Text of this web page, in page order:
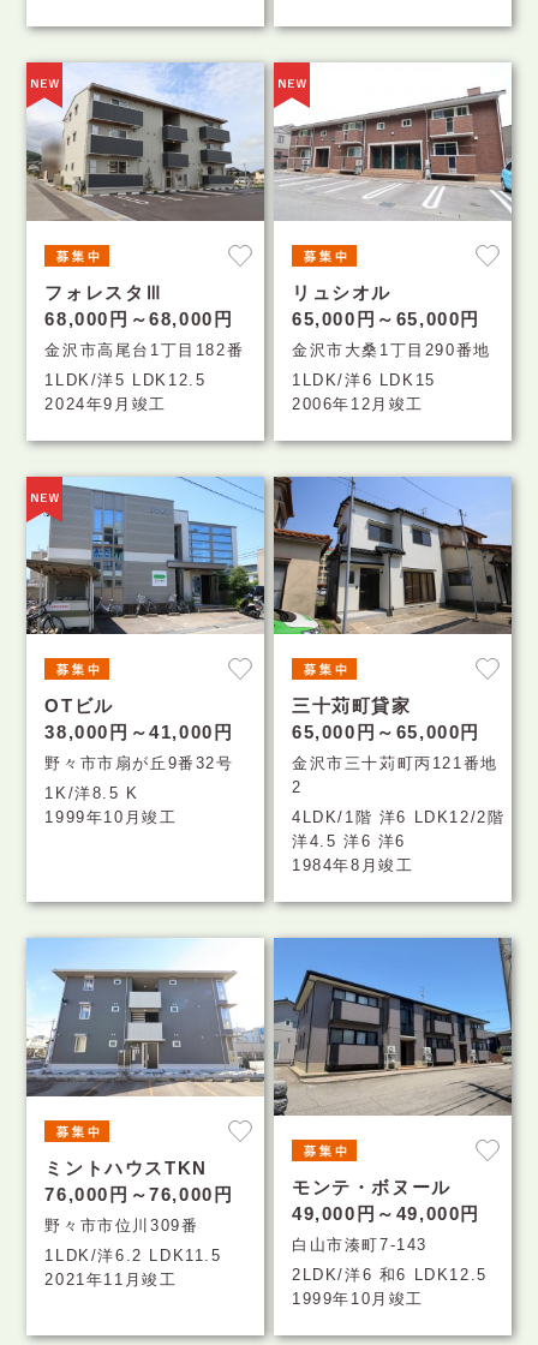
フォレスタⅢ
68,000円～68,000円
金沢市高尾台1丁目182番
1LDK/洋5 LDK12.5
2024年9月竣工
リュシオル
65,000円～65,000円
金沢市大桑1丁目290番地
1LDK/洋6 LDK15
2006年12月竣工
OTビル
38,000円～41,000円
野々市市扇が丘9番32号
1K/洋8.5 K
1999年10月竣工
三十苅町貸家
65,000円～65,000円
金沢市三十苅町丙121番地
2
4LDK/1階 洋6 LDK12/2階
洋4.5 洋6 洋6
1984年8月竣工
ミントハウスTKN
76,000円～76,000円
野々市市位川309番
1LDK/洋6.2 LDK11.5
2021年11月竣工
モンテ・ボヌール
49,000円～49,000円
白山市湊町7-143
2LDK/洋6 和6 LDK12.5
1999年10月竣工